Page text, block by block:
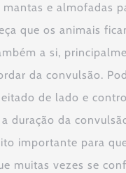
mantas e almofadas
que os animais
a si,
da convulsão.
de lado e
duração da
importante para
muitas vezes se